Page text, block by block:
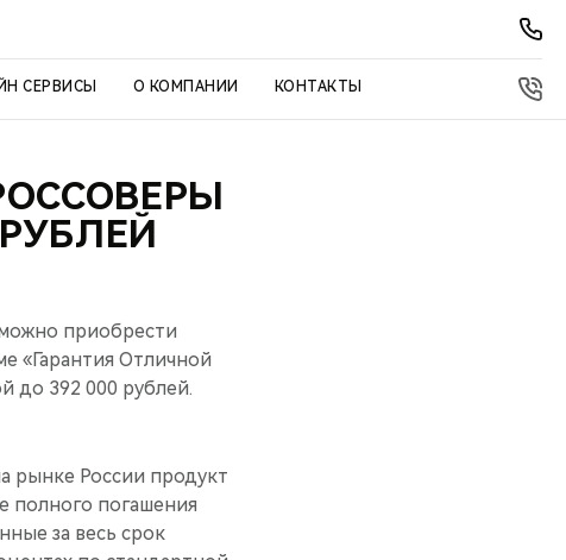
СЕРВИСЫ О КОМПАНИИ КОНТАКТЫ
приобрести
«Гарантия Oтличной
до 392 000 рублей.
рынке России продукт
полного погашения
за весь срок